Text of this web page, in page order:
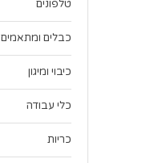
טלפונים
כבלים ומתאמים
כיבוי ומיגון
כלי עבודה
כריות